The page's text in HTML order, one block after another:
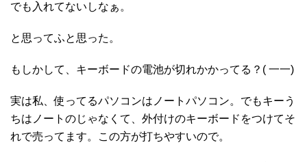
でも入れてないしなぁ。
と思ってふと思った。
もしかして、キーボードの電池が切れかかってる？( 一一)
実は私、使ってるパソコンはノートパソコン。でもキーう
ちはノートのじゃなくて、外付けのキーボードをつけてそ
れで売ってます。この方が打ちやすいので。